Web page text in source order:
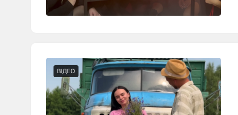
ВІДЕО